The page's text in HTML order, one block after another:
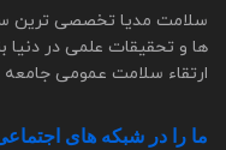
سلامت مدیا تخصصی ترین
ها و تحقیقات علمی در
ارتقاء سلامت عمومی
ما را در شبکه های